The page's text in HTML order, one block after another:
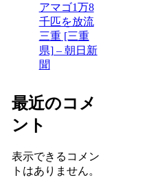
アマゴ1万8
千匹を放流
三重 [三重
県] – 朝日新
聞
最近のコメ
ント
表示できるコメン
トはありません。